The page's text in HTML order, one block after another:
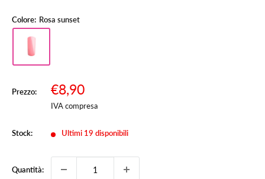
Colore: Rosa sunset
Prezzo:
Prezzo
scontato
€8,90
IVA compresa
Stock: Ultimi 19 disponibili
Quantità: